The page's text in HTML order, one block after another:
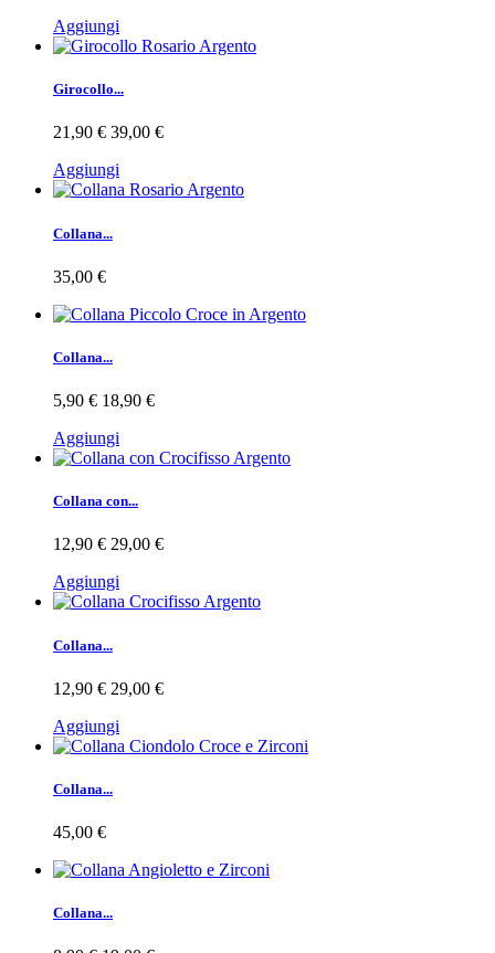
Aggiungi
Girocollo...
21,90 € 39,00 €
Aggiungi
Collana...
35,00 €
Collana...
5,90 € 18,90 €
Aggiungi
Collana con...
12,90 € 29,00 €
Aggiungi
Collana...
12,90 € 29,00 €
Aggiungi
Collana...
45,00 €
Collana...